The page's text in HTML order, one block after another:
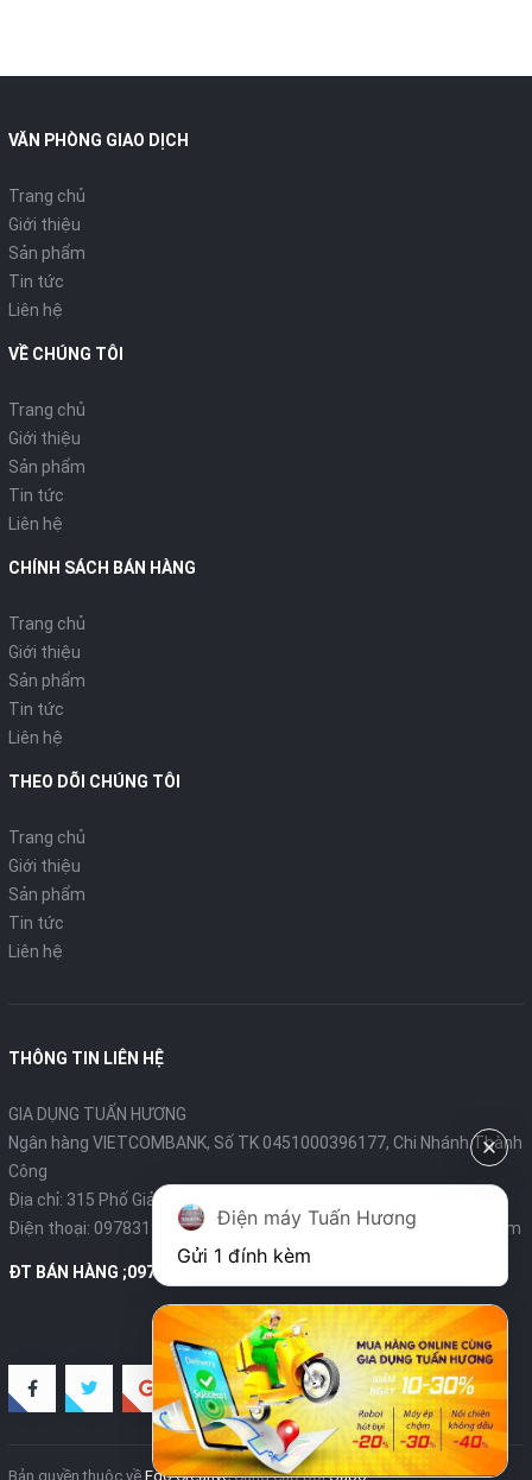
VĂN PHÒNG GIAO DỊCH
Trang chủ
Giới thiệu
Sản phẩm
Tin tức
Liên hệ
VỀ CHÚNG TÔI
Trang chủ
Giới thiệu
Sản phẩm
Tin tức
Liên hệ
CHÍNH SÁCH BÁN HÀNG
Trang chủ
Giới thiệu
Sản phẩm
Tin tức
Liên hệ
THEO DÕI CHÚNG TÔI
Trang chủ
Giới thiệu
Sản phẩm
Tin tức
Liên hệ
THÔNG TIN LIÊN HỆ
GIA DỤNG TUẤN HƯƠNG
Ngân hàng VIETCOMBANK, Số TK 0451000396177, Chi Nhánh Thành
Công
Địa chỉ: 315 Phố Giảng Võ - Ba Đình - Hà Nội
Điện thoại: 0978319375- Email:diengiadungtuanhuong@gmail.com
ĐT BÁN HÀNG ;0978319375
Bản quyền thuộc về Ego Creative Cung cấp bởiSapo
Điện máy Tuấn Hương
Gửi 1 đính kèm